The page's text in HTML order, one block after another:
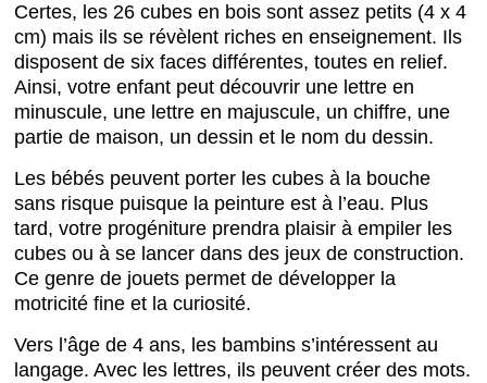
Certes, les 26 cubes en bois sont assez petits (4 x 4
cm) mais ils se révèlent riches en enseignement. Ils
disposent de six faces différentes, toutes en relief.
Ainsi, votre enfant peut découvrir une lettre en
minuscule, une lettre en majuscule, un chiffre, une
partie de maison, un dessin et le nom du dessin.
Les bébés peuvent porter les cubes à la bouche
sans risque puisque la peinture est à l’eau. Plus
tard, votre progéniture prendra plaisir à empiler les
cubes ou à se lancer dans des jeux de construction.
Ce genre de jouets permet de développer la
motricité fine et la curiosité.
Vers l’âge de 4 ans, les bambins s’intéressent au
langage. Avec les lettres, ils peuvent créer des mots.